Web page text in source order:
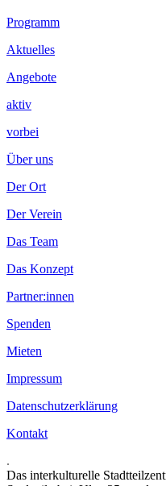
Programm
Aktuelles
Angebote
aktiv
vorbei
Über uns
Der Ort
Der Verein
Das Team
Das Konzept
Partner:innen
Spenden
Mieten
Impressum
Datenschutzerklärung
Kontakt
.
Das interkulturelle